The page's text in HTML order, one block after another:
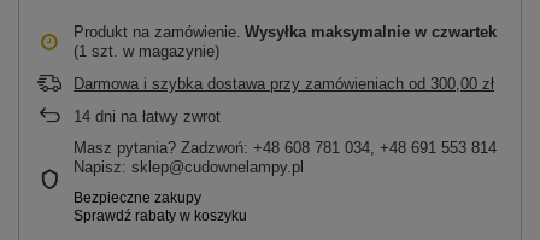
Produkt na zamówienie Wysyłka maksymalnie w czwartek
(1 szt. w magazynie)
Darmowa i szybka dostawa przy zamówieniach od 300,00 zł
14 dni na łatwy zwrot
Masz pytania? Zadzwoń: +48 608 781 034, +48 691 553 814
Napisz: sklep@cudownelampy.pl